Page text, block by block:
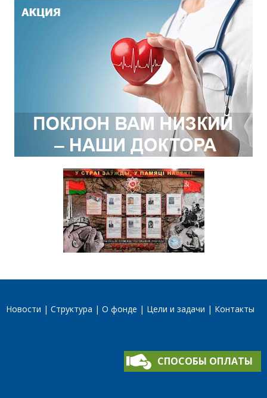
Новости Структура О фонде Цели и задачи Контакты
СПОСОБЫ ОПЛАТЫ